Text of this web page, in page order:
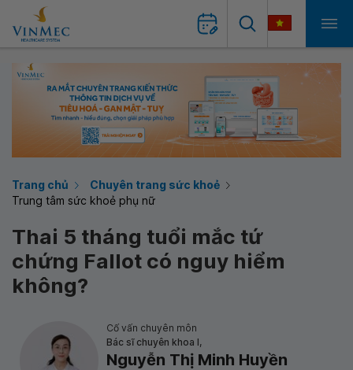
Trang chủ
Chuyên trang sức khoẻ
Trung tâm sức khoẻ phụ nữ
Thai 5 tháng tuổi mắc tứ
chứng Fallot có nguy hiểm
không?
Cố vấn chuyên môn
Bác sĩ chuyên khoa I,
Nguyễn Thị Minh Huyền